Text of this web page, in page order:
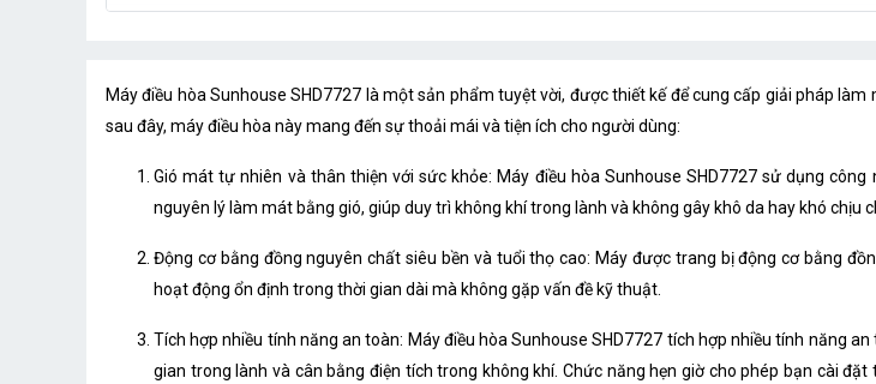
Ion lọc không khí
Bảng điều khiển cảm ứng Có
Bơm tự động chống cạn Không
Tự động ngắt khi cạn nước
Lưới lọc bụi Có
Máy điều hòa Sunhouse SHD7727 là một sản phẩm tuyệt vời, được thiết kế để cung cấp giải pháp
sau đây, máy điều hòa này mang đến sự thoải mái và tiện ích cho người dùng:
Gió mát tự nhiên và thân thiện với sức khỏe: Máy điều hòa Sunhouse SHD7727 sử dụng
nguyên lý làm mát bằng gió, giúp duy trì không khí trong lành và không gây khô da hay khó chịu
Động cơ bằng đồng nguyên chất siêu bền và tuổi thọ cao: Máy được trang bị động cơ bằng
hoạt động ổn định trong thời gian dài mà không gặp vấn đề kỹ thuật.
Tích hợp nhiều tính năng an toàn: Máy điều hòa Sunhouse SHD7727 tích hợp nhiều tính năng
gian trong lành và cân bằng điện tích trong không khí. Chức năng hẹn giờ cho phép bạn cài